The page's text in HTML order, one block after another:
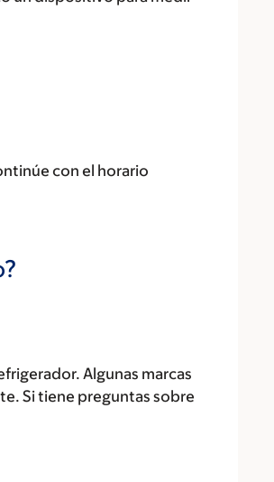
con el horario
Algunas marcas
Si tiene preguntas sobre